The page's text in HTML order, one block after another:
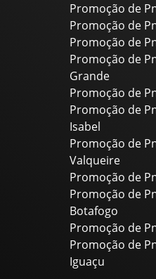
Promoção de
Promoção de
Promoção de
Promoção de
Grande
Promoção de
Promoção de
Isabel
Promoção de
Valqueire
Promoção de
Promoção de
Botafogo
Promoção de
Promoção de
Iguaçu